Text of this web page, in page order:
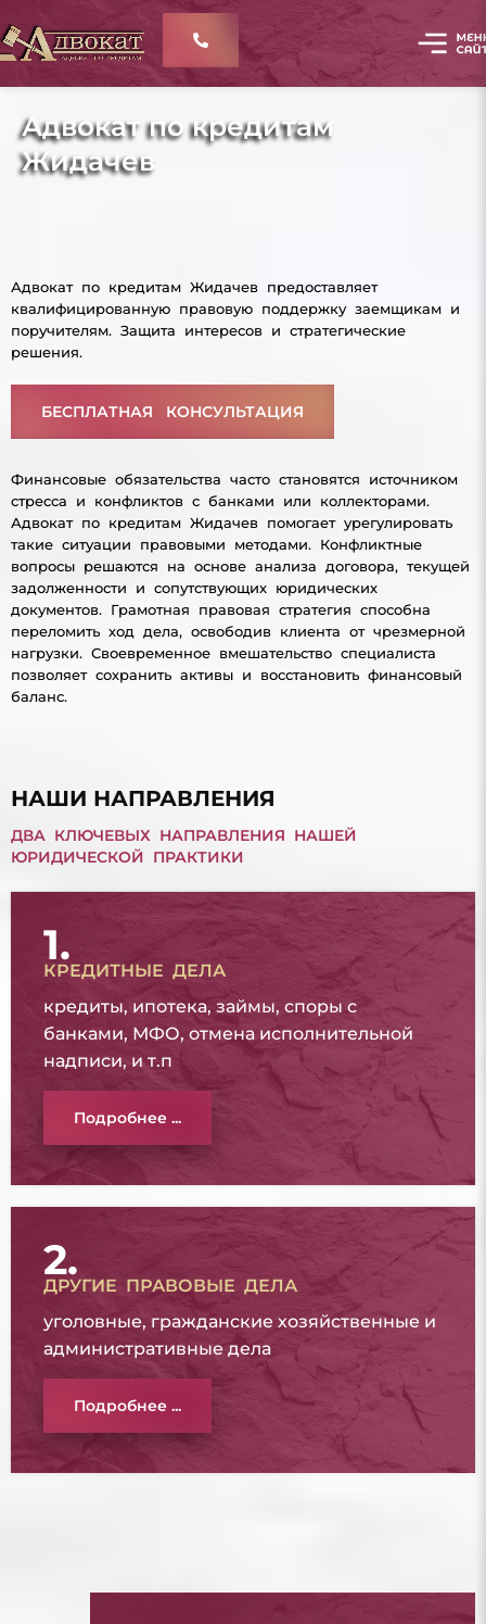
Адвокат по кредитам
Жидачев
Адвокат по кредитам Жидачев предоставляет
квалифицированную правовую поддержку заемщикам и
поручителям. Защита интересов и стратегические
решения.
БЕСПЛАТНАЯ КОНСУЛЬТАЦИЯ
Финансовые обязательства часто становятся источником
стресса и конфликтов с банками или коллекторами.
Адвокат по кредитам Жидачев помогает урегулировать
такие ситуации правовыми методами. Конфликтные
вопросы решаются на основе анализа договора, текущей
задолженности и сопутствующих юридических
документов. Грамотная правовая стратегия способна
переломить ход дела, освободив клиента от чрезмерной
нагрузки. Своевременное вмешательство специалиста
позволяет сохранить активы и восстановить финансовый
баланс.
НАШИ НАПРАВЛЕНИЯ
ДВА КЛЮЧЕВЫХ НАПРАВЛЕНИЯ НАШЕЙ
ЮРИДИЧЕСКОЙ ПРАКТИКИ
1.
КРЕДИТНЫЕ ДЕЛА
кредиты, ипотека, займы, споры с
банками, МФО, отмена исполнительной
надписи, и т.п
Подробнее ...
2.
ДРУГИЕ ПРАВОВЫЕ ДЕЛА
уголовные, гражданские хозяйственные и
административные дела
Подробнее ...